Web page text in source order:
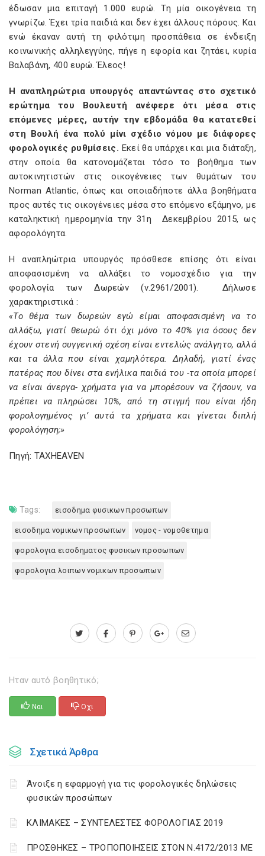
έδωσαν μια επιταγή 1.000 ευρώ. Τη μία οικογένεια τη
γνωρίζω. Έχει τρία παιδιά και δεν έχει άλλους πόρους. Και
ενώ έκαναν αυτή τη φιλότιμη προσπάθεια σε ένδειξη
κοινωνικής αλληλεγγύης, πήγε η εφορία και ζητάει, κυρία
Βαλαβάνη, 400 ευρώ. Έλεος!
Η αναπληρώτρια υπουργός απαντώντας στο σχετικό
ερώτημα του Βουλευτή ανέφερε ότι μέσα στις
επόμενες μέρες, αυτήν την εβδομάδα θα κατατεθεί
στη Βουλή ένα πολύ μίνι σχέδιο νόμου με διάφορες
φορολογικές ρυθμίσεις. Εκεί θα υπάρχει και μια διάταξη,
στην οποία θα κατονομάζεται τόσο το βοήθημα των
αυτοκινητιστών στις οικογένειες των θυμάτων του
Norman Atlantic, όπως και οποιαδήποτε άλλα βοηθήματα
προς αυτές τις οικογένειες μέσα στο επόμενο εξάμηνο, με
καταληκτική ημερομηνία την 31η Δεκεμβρίου 2015, ως
αφορολόγητα.
Η αναπληώτρια υπουργός πρόσθεσε επίσης ότι είναι
αποφασισμένη να αλλάξει το νομοσχέδιο για την
φορολογία των Δωρεών (ν.2961/2001). Δήλωσε
χαρακτηριστικά :
«Το θέμα των δωρεών εγώ είμαι αποφασισμένη να το
αλλάξω, γιατί θεωρώ ότι όχι μόνο το 40% για όσους δεν
έχουν στενή συγγενική σχέση είναι εντελώς ανάλγητο, αλλά
και τα άλλα που είναι χαμηλότερα. Δηλαδή, γιατί ένας
πατέρας που δίνει στα ενήλικα παιδιά του -τα οποία μπορεί
να είναι άνεργα- χρήματα για να μπορέσουν να ζήσουν, να
πρέπει να πληρώσει 10%, από τη στιγμή που είναι ήδη
φορολογημένος γι’ αυτά τα χρήματα και γίνεται διπλή
φορολόγηση;»
Πηγή: TAXHEAVEN
Tags: εισοδημα φυσικων προσωπων
εισοδημα νομικων προσωπων νομος - νομοθετημα
φορολογια εισοδηματος φυσικων προσωπων
φορολογια λοιπων νομικων προσωπων
Ηταν αυτό βοηθητικό;
Ναι Οχι
Σχετικά Άρθρα
Άνοιξε η εφαρμογή για τις φορολογικές δηλώσεις
φυσικών προσώπων
ΚΛΙΜΑΚΕΣ – ΣΥΝΤΕΛΕΣΤΕΣ ΦΟΡΟΛΟΓΙΑΣ 2019
ΠΡΟΣΘΗΚΕΣ – ΤΡΟΠΟΠΟΙΗΣΕΙΣ ΣΤΟΝ Ν.4172/2013 ΜΕ